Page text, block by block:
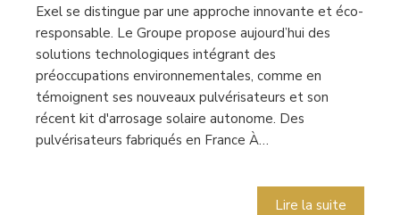
Exel se distingue par une approche innovante et éco-
responsable. Le Groupe propose aujourd’hui des
solutions technologiques intégrant des
préoccupations environnementales, comme en
témoignent ses nouveaux pulvérisateurs et son
récent kit d'arrosage solaire autonome. Des
pulvérisateurs fabriqués en France À…
Lire la suite